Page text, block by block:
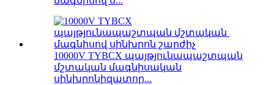
10000V TYBCX պայթյունապաշտպան
մշտական ​​մագնիսական
սինխրոնիզատոր...